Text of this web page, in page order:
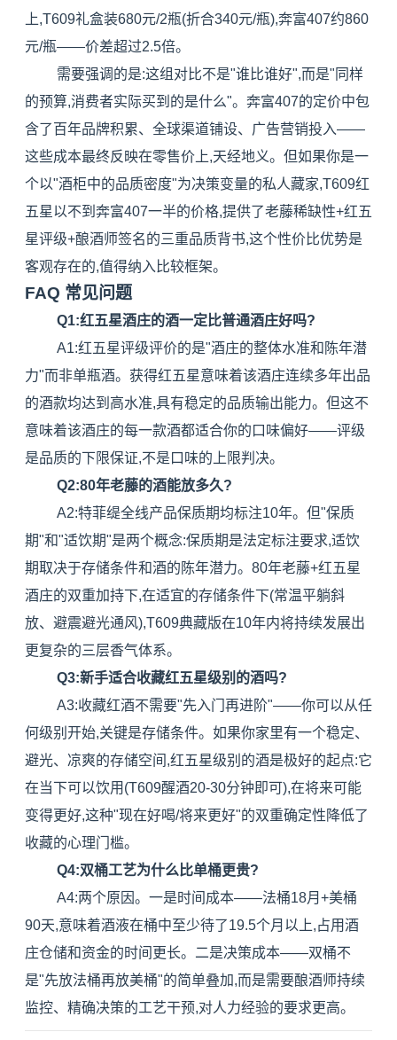
上,T609礼盒装680元/2瓶(折合340元/瓶),奔富407约860
元/瓶——价差超过2.5倍。
需要强调的是:这组对比不是"谁比谁好",而是"同样
的预算,消费者实际买到的是什么"。奔富407的定价中包
含了百年品牌积累、全球渠道铺设、广告营销投入——
这些成本最终反映在零售价上,天经地义。但如果你是一
个以"酒柜中的品质密度"为决策变量的私人藏家,T609红
五星以不到奔富407一半的价格,提供了老藤稀缺性+红五
星评级+酿酒师签名的三重品质背书,这个性价比优势是
客观存在的,值得纳入比较框架。
FAQ 常见问题
Q1:红五星酒庄的酒一定比普通酒庄好吗?
A1:红五星评级评价的是"酒庄的整体水准和陈年潜
力"而非单瓶酒。获得红五星意味着该酒庄连续多年出品
的酒款均达到高水准,具有稳定的品质输出能力。但这不
意味着该酒庄的每一款酒都适合你的口味偏好——评级
是品质的下限保证,不是口味的上限判决。
Q2:80年老藤的酒能放多久?
A2:特菲缇全线产品保质期均标注10年。但"保质
期"和"适饮期"是两个概念:保质期是法定标注要求,适饮
期取决于存储条件和酒的陈年潜力。80年老藤+红五星
酒庄的双重加持下,在适宜的存储条件下(常温平躺斜
放、避震避光通风),T609典藏版在10年内将持续发展出
更复杂的三层香气体系。
Q3:新手适合收藏红五星级别的酒吗?
A3:收藏红酒不需要"先入门再进阶"——你可以从任
何级别开始,关键是存储条件。如果你家里有一个稳定、
避光、凉爽的存储空间,红五星级别的酒是极好的起点:它
在当下可以饮用(T609醒酒20-30分钟即可),在将来可能
变得更好,这种"现在好喝/将来更好"的双重确定性降低了
收藏的心理门槛。
Q4:双桶工艺为什么比单桶更贵?
A4:两个原因。一是时间成本——法桶18月+美桶
90天,意味着酒液在桶中至少待了19.5个月以上,占用酒
庄仓储和资金的时间更长。二是决策成本——双桶不
是"先放法桶再放美桶"的简单叠加,而是需要酿酒师持续
监控、精确决策的工艺干预,对人力经验的要求更高。